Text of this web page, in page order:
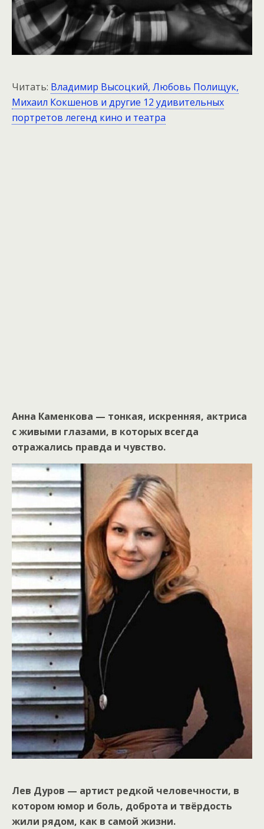
Читать: Владимир Высоцкий, Любовь Полищук,
Михаил Кокшенов и другие 12 удивительных
портретов легенд кино и театра
Анна Каменкова — тонкая, искренняя, актриса
с живыми глазами, в которых всегда
отражались правда и чувство.
Лев Дуров — артист редкой человечности, в
котором юмор и боль, доброта и твёрдость
жили рядом, как в самой жизни.